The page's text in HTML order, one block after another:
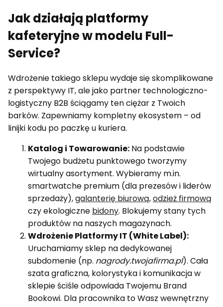
Jak działają platformy
kafeteryjne w modelu Full-
Service?
Wdrożenie takiego sklepu wydaje się skomplikowane
z perspektywy IT, ale jako partner technologiczno-
logistyczny B2B ściągamy ten ciężar z Twoich
barków. Zapewniamy kompletny ekosystem – od
linijki kodu po paczkę u kuriera.
Katalog i Towarowanie: Na podstawie
Twojego budżetu punktowego tworzymy
wirtualny asortyment. Wybieramy m.in.
smartwatche premium (dla prezesów i liderów
sprzedaży),galanterię biurową,odzież firmową
czy ekologiczne bidony. Blokujemy stany tych
produktów na naszych magazynach.
Wdrożenie Platformy IT (White Label):
Uruchamiamy sklep na dedykowanej
subdomenie (np. nagrody.twojafirma.pl). Cała
szata graficzna, kolorystyka i komunikacja w
sklepie ściśle odpowiada Twojemu Brand
Bookowi. Dla pracownika to Wasz wewnętrzny